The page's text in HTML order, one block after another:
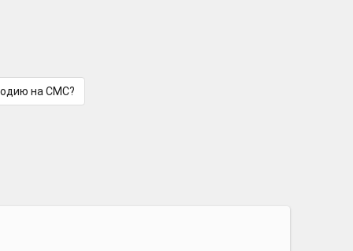
на СМС?